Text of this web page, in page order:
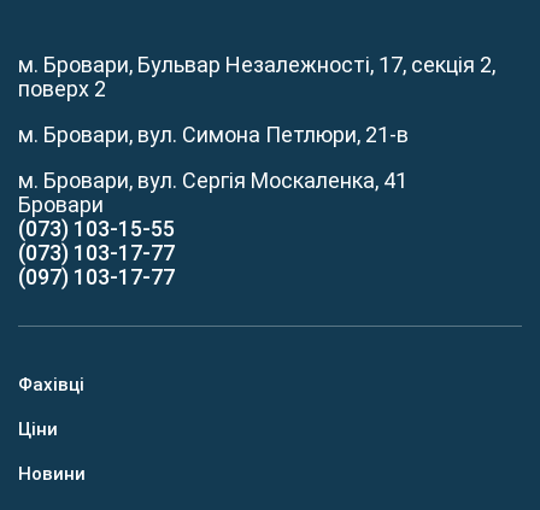
м. Бровари, Бульвар Незалежності, 17, секція 2,
поверх 2
м. Бровари, вул. Симона Петлюри, 21-в
м. Бровари, вул. Сергія Москаленка, 41
Бровари
(073) 103-15-55
(073) 103-17-77
(097) 103-17-77
Фахівці
Ціни
Новини